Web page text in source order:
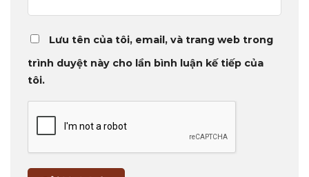
Lưu tên của tôi, email, và trang web trong
trình duyệt này cho lần bình luận kế tiếp của
tôi.